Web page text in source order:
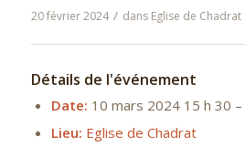
20 février 2024 / dans Eglise de Chadrat
Détails de l'événement
Date: 10 mars 2024 15 h 30 –
Lieu: Eglise de Chadrat